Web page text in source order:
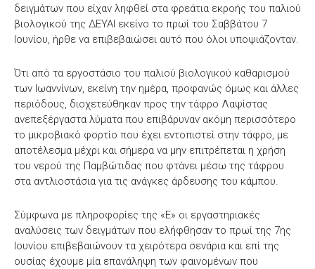
δειγμάτων που είχαν ληφθεί στα φρεάτια εκροής του παλιού
βιολογικού της ΔΕΥΑΙ εκείνο το πρωί του Σαββάτου 7
Ιουνίου, ήρθε να επιβεβαιώσει αυτό που όλοι υποψιάζονταν.
Ότι από τα εργοστάσιο του παλιού βιολογικού καθαρισμού
των Ιωαννίνων, εκείνη την ημέρα, προφανώς όμως και άλλες
περιόδους, διοχετεύθηκαν προς την τάφρο Λαψίστας
ανεπεξέργαστα λύματα που επιβάρυναν ακόμη περισσότερο
το μικροβιακό φορτίο που έχει εντοπιστεί στην τάφρο, με
αποτέλεσμα μέχρι και σήμερα να μην επιτρέπεται η χρήση
του νερού της Παμβώτιδας που φτάνει μέσω της τάφρου
στα αντλιοστάσια για τις ανάγκες άρδευσης του κάμπου.
Σύμφωνα με πληροφορίες της «Ε» οι εργαστηριακές
αναλύσεις των δειγμάτων που ελήφθησαν το πρωί της 7ης
Ιουνίου επιβεβαιώνουν τα χειρότερα σενάρια και επί της
ουσίας έχουμε μία επανάληψη των φαινομένων που